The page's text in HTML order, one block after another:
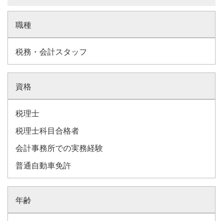
職種
税務・会計スタッフ
資格
税理士
税理士科目合格者
会計事務所での実務経験
普通自動車免許
年齢